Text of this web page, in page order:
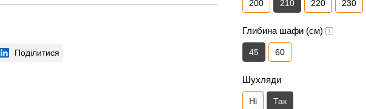
Поділитися
200 210 220 230
Глибина шафи (см)
45 60
Шухляди
Ні Так